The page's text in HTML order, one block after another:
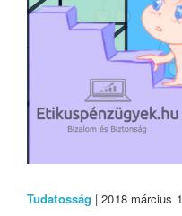
Tudatosság | 2018 március 1